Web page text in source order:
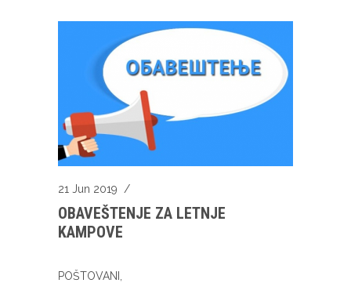
21 Jun 2019 /
OBAVEŠTENJE ZA LETNJE
KAMPOVE
POŠTOVANI,